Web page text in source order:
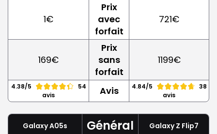
1€
Prix
avec
forfait
721€
169€
Prix
sans
forfait
1199€
4.38/5
54
avis
Avis 4.84/5
38
avis
Galaxy A05s Général Galaxy Z Flip7